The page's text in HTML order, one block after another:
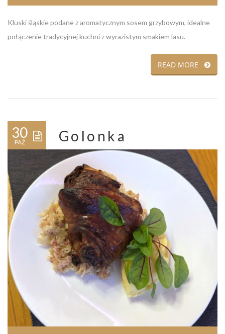
Kluski śląskie podane z aromatycznym sosem grzybowym, idealne
połączenie tradycyjnej kuchni z wyrazistym smakiem lasu.
READ MORE
30
PAŹ Golonka